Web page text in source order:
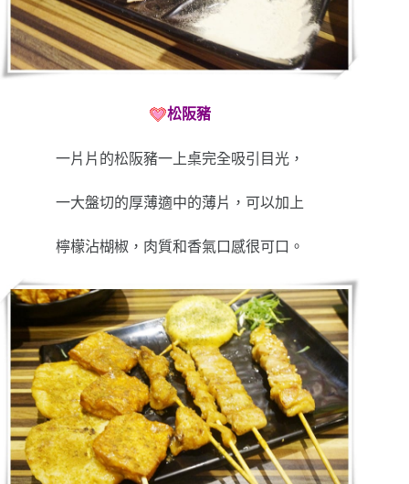
松阪豬
一片片的松阪豬一上桌完全吸引目光，
一大盤切的厚薄適中的薄片，可以加上
檸檬沾楜椒，肉質和香氣口感很可口。